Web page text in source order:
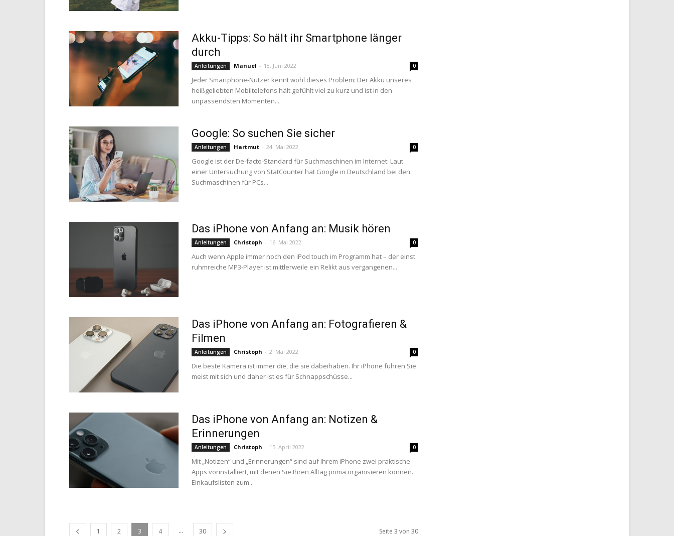
Akku-Tipps: So hält ihr Smartphone länger
durch
Anleitungen Manuel - 18. Juni 2022 0
Jeder Smartphone-Nutzer kennt wohl dieses Problem: Der Akku unseres
heißgeliebten Mobiltelefons hält gefühlt viel zu kurz und ist in den
unpassendsten Momenten...
Google: So suchen Sie sicher
Anleitungen Hartmut - 24. Mai 2022 0
Google ist der De-facto-Standard für Suchmaschinen im Internet: Laut
einer Untersuchung von StatCounter hat Google in Deutschland bei den
Suchmaschinen für PCs...
Das iPhone von Anfang an: Musik hören
Anleitungen Christoph - 16. Mai 2022 0
Auch wenn Apple immer noch den iPod touch im Programm hat – der einst
ruhmreiche MP3-Player ist mittlerweile ein Relikt aus vergangenen...
Das iPhone von Anfang an: Fotografieren &
Filmen
Anleitungen Christoph - 2. Mai 2022 0
Die beste Kamera ist immer die, die sie dabeihaben. Ihr iPhone führen Sie
meist mit sich und daher ist es für Schnappschüsse...
Das iPhone von Anfang an: Notizen &
Erinnerungen
Anleitungen Christoph - 15. April 2022 0
Mit „Notizen“ und „Erinnerungen“ sind auf Ihrem iPhone zwei praktische
Apps vorinstalliert, mit denen Sie Ihren Alltag prima organisieren können.
Einkaufslisten zum...
1 2 3 4 ... 30 Seite 3 von 30